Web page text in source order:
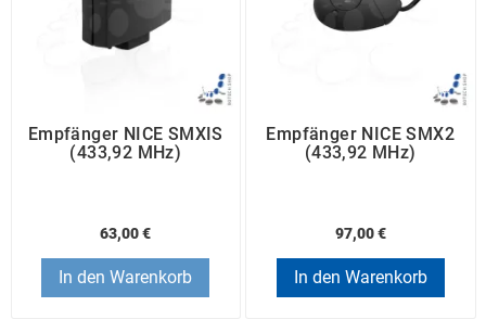
Empfänger NICE SMXIS
(433,92 MHz)
63,00 €
In den Warenkorb
Empfänger NICE SMX2
(433,92 MHz)
97,00 €
In den Warenkorb